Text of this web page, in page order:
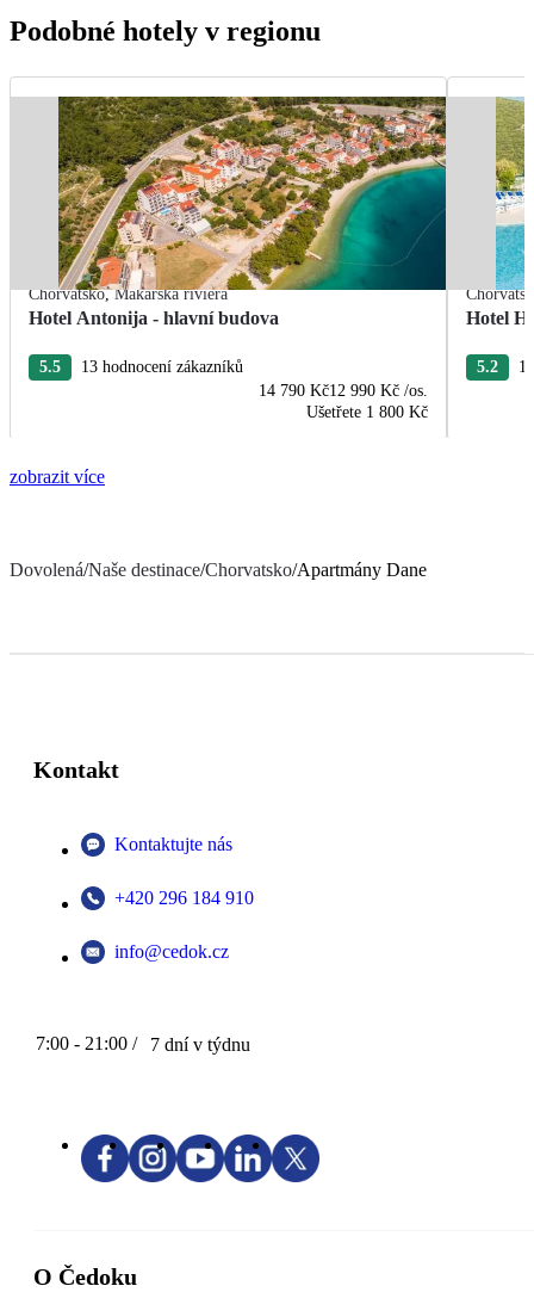
Podobné hotely v regionu
Chorvatsko,Makarská riviéra
Hotel Antonija - hlavní budova
5.5
13 hodnocení zákazníků
14 790 Kč12 990 Kč /os.
Ušetřete 1 800 Kč
Hotel
5.2
zobrazit více
Dovolená/Naše destinace/Chorvatsko/Apartmány Dane
Kontakt
Kontaktujte nás
+420 296 184 910
info@cedok.cz
7:00 - 21:00 / 7 dní v týdnu
O Čedoku